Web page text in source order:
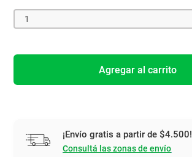
1
Agregar al carrito
¡Envío gratis a partir de $4.500!
Consultá las zonas de envío